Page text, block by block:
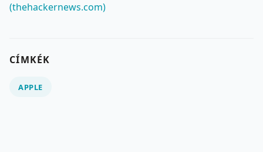
(thehackernews.com)
CÍMKÉK
APPLE